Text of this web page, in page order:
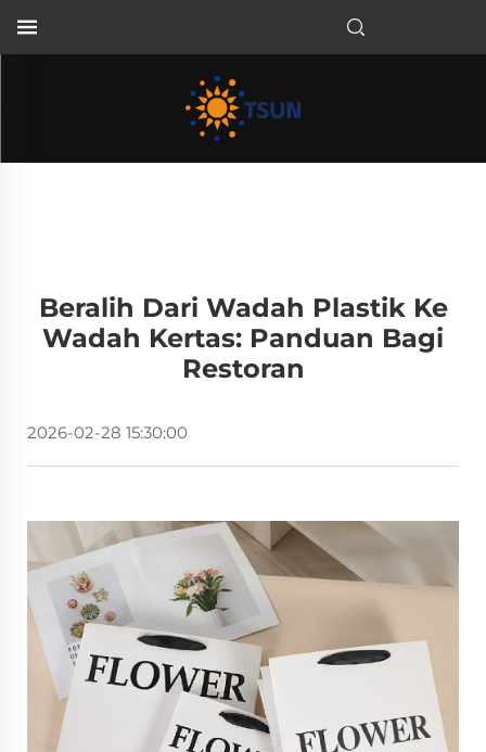
Beralih Dari Wadah Plastik Ke
Wadah Kertas: Panduan Bagi
Restoran
2026-02-28 15:30:00